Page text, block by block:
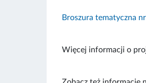
Broszura tematyczna
Więcej informacji o